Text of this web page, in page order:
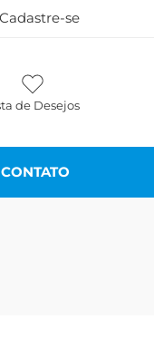
se
de Desejos
CONTATO